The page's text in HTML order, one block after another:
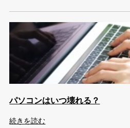
パソコンはいつ壊れる？
続きを読む